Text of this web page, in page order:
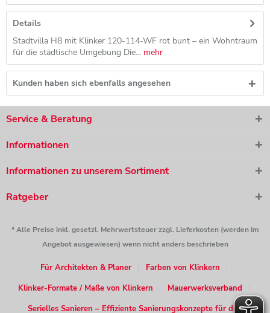
Details
Stadtvilla H8 mit Klinker 120-114-WF rot bunt – ein Wohntraum
für die städtische Umgebung Die... mehr
Kunden haben sich ebenfalls angesehen
Service & Beratung
Informationen
Informationen zu unserem Sortiment
Ratgeber
* Alle Preise inkl. gesetzl. Mehrwertsteuer zzgl. Lieferkosten (werden im
Angebot ausgewiesen) wenn nicht anders beschrieben
Für Architekten & Planer
Farben von Klinkern
Klinker-Formate / Maße von Klinkern
Mauerwerksverband
Serielles Sanieren – Effiziente Sanierungskonzepte für den